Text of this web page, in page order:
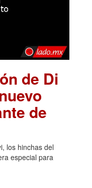
de Di
de
los hinchas del
especial para